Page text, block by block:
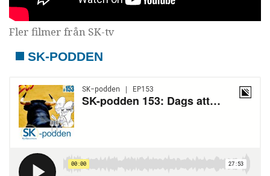
Fler filmer från SK-tv
SK-PODDEN